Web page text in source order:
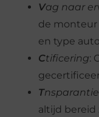
Vag naar
de monteur
en type
Ctificering:
Tnsparantie
altijd bereid